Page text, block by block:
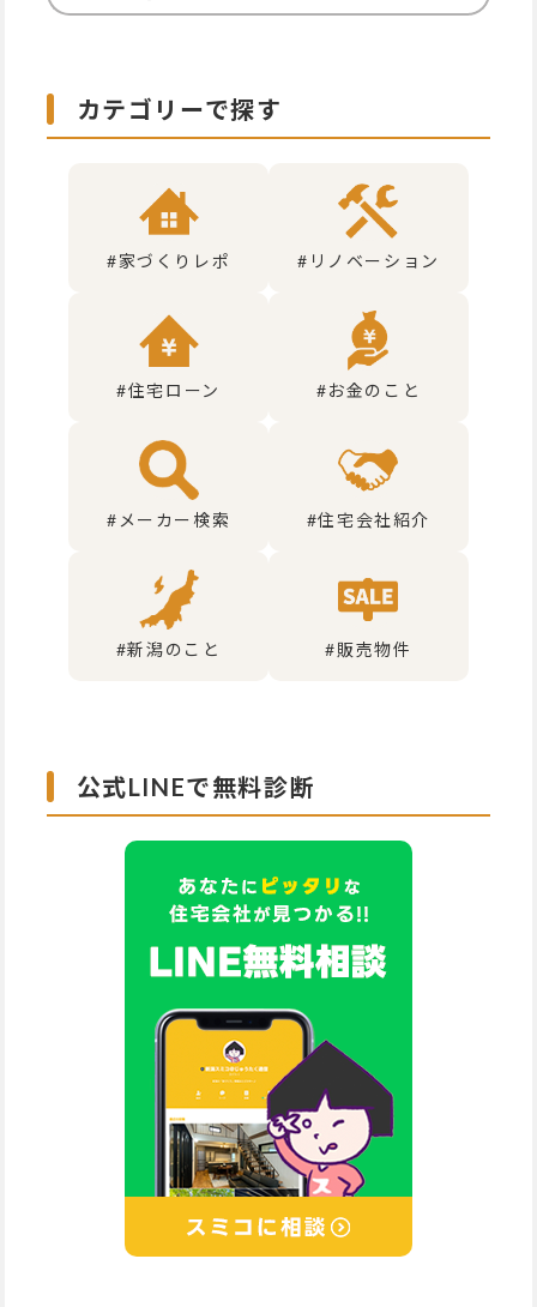
公式LINEで無料診断
カテゴリーで探す
#家づくりレポ #リノベーション
#住宅ローン #お金のこと
#メーカー検索 #住宅会社紹介
#新潟のこと #販売物件